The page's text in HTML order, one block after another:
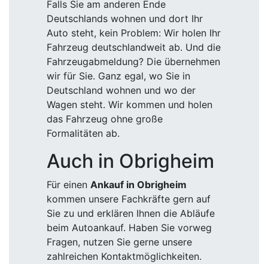
Falls Sie am anderen Ende
Deutschlands wohnen und dort Ihr
Auto steht, kein Problem: Wir holen Ihr
Fahrzeug deutschlandweit ab. Und die
Fahrzeugabmeldung? Die übernehmen
wir für Sie. Ganz egal, wo Sie in
Deutschland wohnen und wo der
Wagen steht. Wir kommen und holen
das Fahrzeug ohne große
Formalitäten ab.
Auch in Obrigheim
Für einen Ankauf in Obrigheim
kommen unsere Fachkräfte gern auf
Sie zu und erklären Ihnen die Abläufe
beim Autoankauf. Haben Sie vorweg
Fragen, nutzen Sie gerne unsere
zahlreichen Kontaktmöglichkeiten.